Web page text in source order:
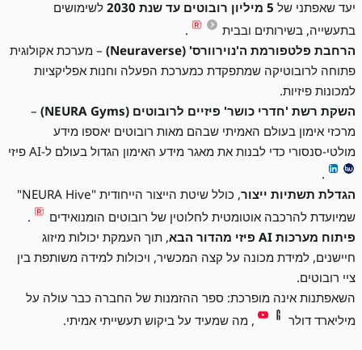
יעד שאפתני של 5 מיליון רובוטים עד שנת 2030
לשימושים
בתעשייה, בשירותים ובבית
.
הרחבת פלטפורמת ה'נוירוורס' (Neuraverse)
– מערכת אקולוגית
פתוחה לרובוטיקה שמתפקדת כמערכת הפעלה וחנות אפליקציות
למכונות פיזיות.
השקת רשת 'חדרי כושר' פיזיים לרובוטים (NEURA Gyms)
–
מרכזי אימון בעולם האמיתי שבהם מאות רובוטים יאספו מידע
מולטי-סנסורי כדי לבנות את מאגר מידע האימון הגדול בעולם ל-AI פיזי
.
הגדלת תשתיות ייצור
, כולל שיטת הייצור הייחודית "NEURA Hive"
שמיועדת להרכבה אוטומטית לחלוטין של רובוטים הומנואידים
.
פיתוח מערכות AI פיזי מהדור הבא
, תוך העמקת יכולות מיזוג
חיישנים, למידת מכונה על קצה המכשיר, ויכולות למידה משותפת בין
ציי רובוטים.
השאפתנות אינה מופרכת: ספר ההזמנות של החברה כבר עולה על
מיליארד דולר
, מה שמעיד על ביקוש תעשייתי אמיתי.